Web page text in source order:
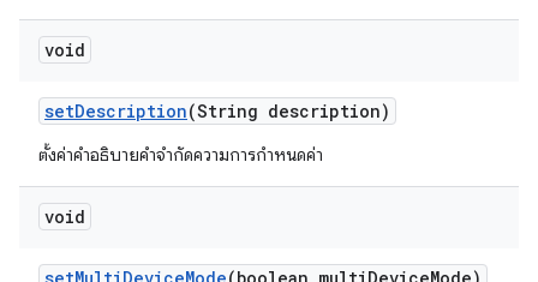
void
setDescription(String description)
ตั้งค่าคำอธิบายคำจำกัดความการกำหนดค่า
void